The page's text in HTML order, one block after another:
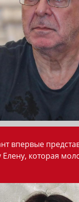
впервые
которая